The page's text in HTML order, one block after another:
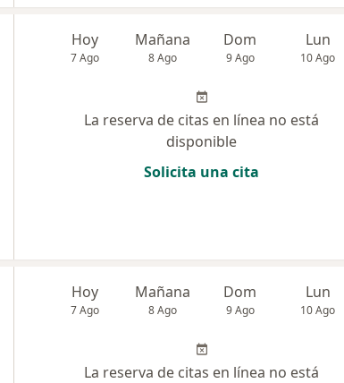
Hoy
7 Ago
Mañana
8 Ago
Dom
9 Ago
Lun
10 Ago
La reserva de citas en línea no está
disponible
Solicita una cita
Hoy
7 Ago
Mañana
8 Ago
Dom
9 Ago
Lun
10 Ago
La reserva de citas en línea no está